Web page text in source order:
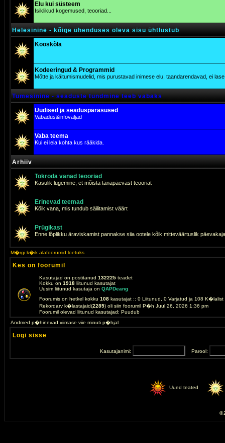
Elu kui süsteem
Isiklikud kogemused, teooriad...
Helesinine - kõige ühenduses oleva sisu ühtlustub
Kooskõla
Kodeeringud & Programmid
Mõtte ja käitumismudelid, mis purustavad inimese elu, taandarendavad, ei
Tumesinine - seaduste tundmine teeb vabaks
Uudised ja seaduspärasused
Vabadus&infoväljad
Vaba teema
Kui ei leia kohta kus rääkida.
Arhiiv
Tokroda vanad teooriad
Kasulik lugemine, et mõista tänapäevast teooriat
Erinevad teemad
Kõik vana, mis tundub säilitamist väärt
Prügikast
Enne lõplikku äraviskamist pannakse siia ootele kõik mitteväärtuslik
M�rgi k�ik alafoorumid loetuks
Kes on foorumil
Kasutajad on postitanud 132225 teadet
Kokku on 1918 liitunud kasutajat
Uusim liitunud kasutaja on QAPDeang
Foorumis on hetkel kokku 108 kasutajat :: 0 Liitunud, 0 Varjatud ja 108
Rekordarv k�lastajaid(2285) oli siin foorumil P�h Juul 26, 2026 1:36 pm
Foorumil olevad liitunud kasutajad: Puudub
Andmed p�hinevad viimase viie minuti p�hjal
Logi sisse
Kasutajanimi: Parool:
Uued teated
©